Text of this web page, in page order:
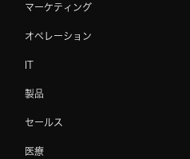
マーケティング
オペレーション
IT
製品
セールス
医療